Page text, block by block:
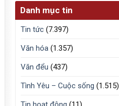
Danh mục tin
Tin tức (7.397)
Văn hóa (1.357)
Văn đểu (437)
Tình Yêu – Cuộc sống (1.515)